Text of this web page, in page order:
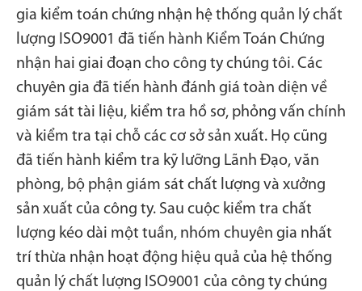
gia kiểm toán chứng nhận hệ thống quản lý chất
lượng ISO9001 đã tiến hành Kiểm Toán Chứng
nhận hai giai đoạn cho công ty chúng tôi. Các
chuyên gia đã tiến hành đánh giá toàn diện về
giám sát tài liệu, kiểm tra hồ sơ, phỏng vấn chính
và kiểm tra tại chỗ các cơ sở sản xuất. Họ cũng
đã tiến hành kiểm tra kỹ lưỡng Lãnh Đạo, văn
phòng, bộ phận giám sát chất lượng và xưởng
sản xuất của công ty. Sau cuộc kiểm tra chất
lượng kéo dài một tuần, nhóm chuyên gia nhất
trí thừa nhận hoạt động hiệu quả của hệ thống
quản lý chất lượng ISO9001 của công ty chúng